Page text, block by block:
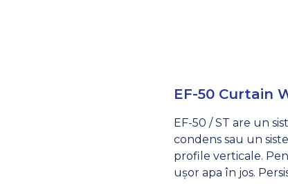
EF-50 Curtain
EF-50 / ST are un
condens sau un
profile verticale.
ușor apa în jos.